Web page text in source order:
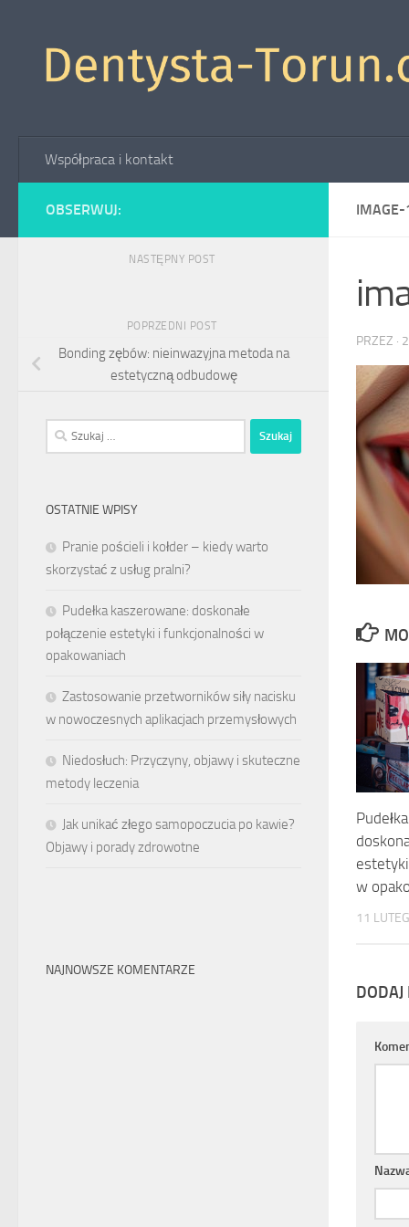
Współpraca i kontakt
PRZEZ ·
w
11
OBSERWUJ:
NASTĘPNY POST
POPRZEDNI POST
Bonding zębów: nieinwazyjna metoda na
estetyczną odbudowę
Szukaj:
OSTATNIE WPISY
Pranie pościeli i kołder – kiedy warto
skorzystać z usług pralni?
Pudełka kaszerowane: doskonałe
połączenie estetyki i funkcjonalności w
opakowaniach
Zastosowanie przetworników siły nacisku
w nowoczesnych aplikacjach przemysłowych
Niedosłuch: Przyczyny, objawy i skuteczne
metody leczenia
Jak unikać złego samopoczucia po kawie?
Objawy i porady zdrowotne
NAJNOWSZE KOMENTARZE